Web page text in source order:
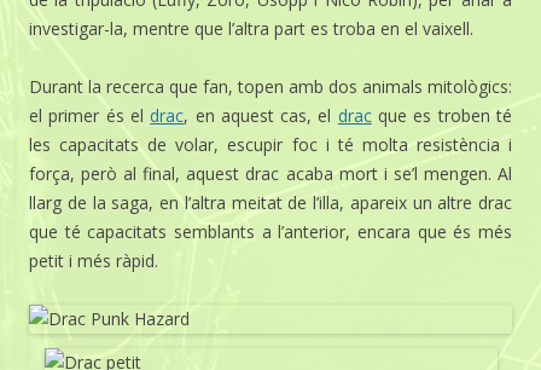
investigar-la, mentre que l’altra part es troba en el vaixell.
Durant la recerca que fan, topen amb dos animals mitològics:
el primer és el drac, en aquest cas, el dracque es troben té
les capacitats de volar, escupir foc i té molta resistència i
força, però al final, aquest drac acaba mort i se’l mengen. Al
llarg de la saga, en l’altra meitat de l’illa, apareix un altre drac
que té capacitats semblants a l’anterior, encara que és més
petit i més ràpid.